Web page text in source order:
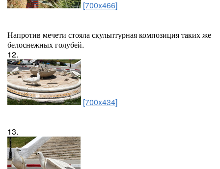
[700x466]
Напротив мечети стояла скульптурная композиция таких же
белоснежных голубей.
12.
[700x434]
13.